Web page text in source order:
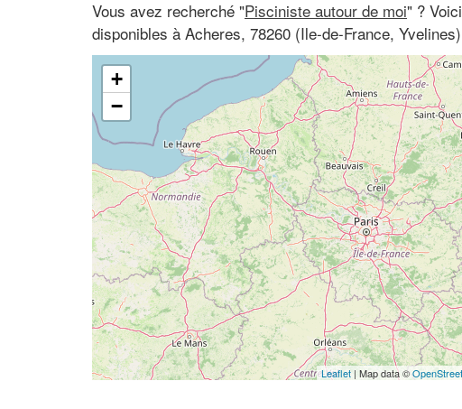
Vous avez recherché "Pisciniste autour de moi" ?
disponibles à Acheres, 78260 (Ile-de-France, Yvelines)
+
−
Leaflet | Map data ©